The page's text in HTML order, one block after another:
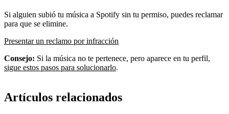
Si alguien subió tu música a Spotify sin tu permiso, puedes reclamar
para que se elimine.
Presentar un reclamo por infracción
Consejo: Si la música no te pertenece, pero aparece en tu perfil,
sigue estos pasos para solucionarlo.
Artículos relacionados